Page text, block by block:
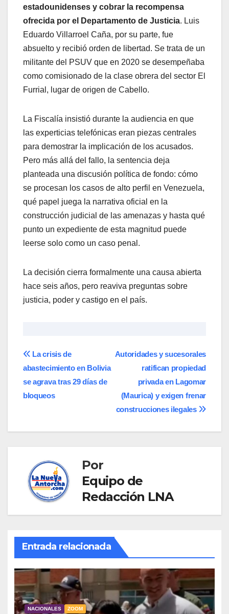
estadounidenses y cobrar la recompensa
ofrecida por el Departamento de Justicia. Luis
Eduardo Villarroel Caña, por su parte, fue
absuelto y recibió orden de libertad. Se trata de un
militante del PSUV que en 2020 se desempeñaba
como comisionado de la clase obrera del sector El
Furrial, lugar de origen de Cabello.
La Fiscalía insistió durante la audiencia en que
las experticias telefónicas eran piezas centrales
para demostrar la implicación de los acusados.
Pero más allá del fallo, la sentencia deja
planteada una discusión política de fondo: cómo
se procesan los casos de alto perfil en Venezuela,
qué papel juega la narrativa oficial en la
construcción judicial de las amenazas y hasta qué
punto un expediente de esta magnitud puede
leerse solo como un caso penal.
La decisión cierra formalmente una causa abierta
hace seis años, pero reaviva preguntas sobre
justicia, poder y castigo en el país.
Navegación
de
entradas
Autoridades y sucesorales
ratifican propiedad
privada en Lagomar
(Maurica) y exigen frenar
construcciones ilegales
La crisis de
abastecimiento en Bolivia
se agrava tras 29 días de
bloqueos
Por
Equipo de
Redacción LNA
Entrada relacionada
NACIONALES ZOOM